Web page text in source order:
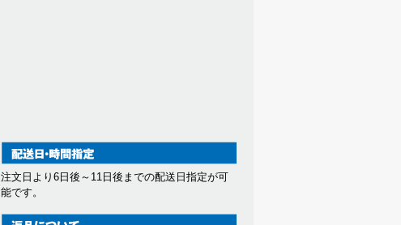
注文日より6日後～11日後までの配送日指定が可
能です。